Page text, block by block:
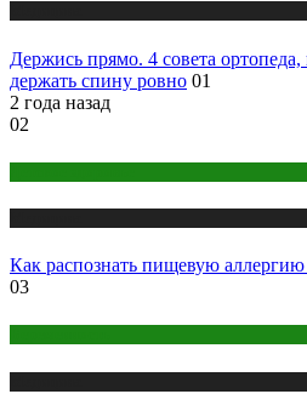
Держись прямо. 4 совета ортопеда,
держать спину ровно 01
2 года назад
02
Как распознать пищевую аллергию
03